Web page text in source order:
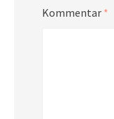
Kommentar *